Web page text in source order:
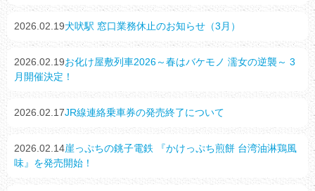
2026.02.19犬吠駅 窓口業務休止のお知らせ（3月）
2026.02.19お化け屋敷列車2026～春はバケモノ 濡女の逆襲～ 3
月開催決定！
2026.02.17JR線連絡乗車券の発売終了について
2026.02.14崖っぷちの銚子電鉄 『かけっぷち煎餅 台湾油淋鶏風
味』を発売開始！